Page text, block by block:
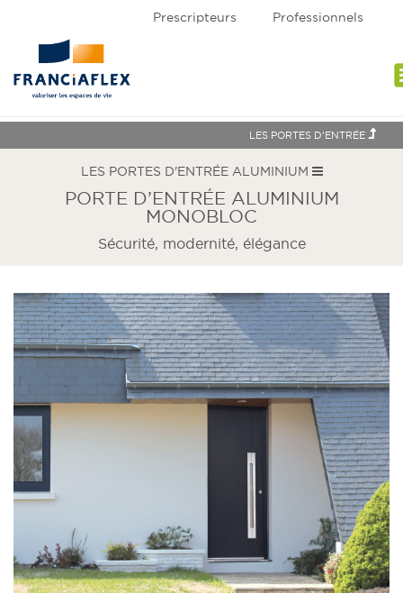
Prescripteurs Professionnels
LES PORTES D'ENTRÉE
LES PORTES D'ENTRÉE ALUMINIUM
PORTE D’ENTRÉE ALUMINIUM
MONOBLOC
Sécurité, modernité, élégance